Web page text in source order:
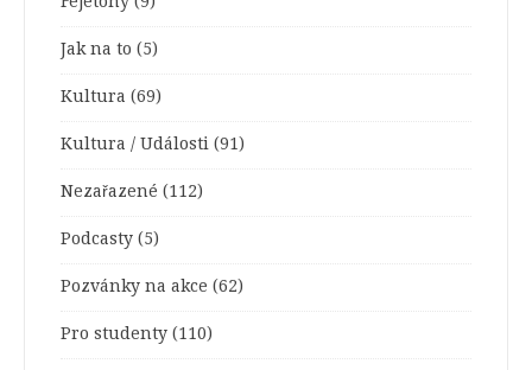
Jak na to (5)
Kultura (69)
Kultura / Události (91)
Nezařazené (112)
Podcasty (5)
Pozvánky na akce (62)
Pro studenty (110)